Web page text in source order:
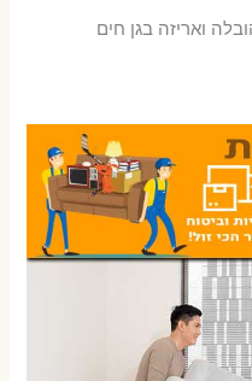
ואריזה בגן חים